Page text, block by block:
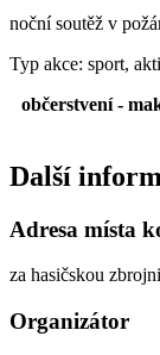
noční soutěž v
Typ akce: sport,
občerstvení -
Další
Adresa místa
za hasičskou
Organizátor